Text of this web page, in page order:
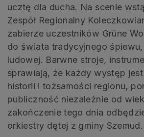
ucztę dla ducha. Na scenie
Zespół Regionalny
zabierze uczestników Grüne
do świata tradycyjnego
ludowej. Barwne stroje,
sprawiają, że każdy występ
historii i tożsamości regionu,
publiczność niezależnie od
zakończenie tego dnia
orkiestry dętej z gminy Szemud.